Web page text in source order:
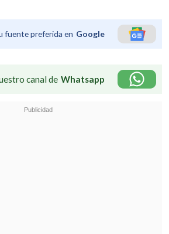
fuente preferida en Google
canal de Whatsapp